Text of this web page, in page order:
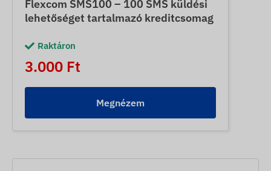
Flexcom SMS100 – 100 SMS küldési
lehetőséget tartalmazó kreditcsomag
Raktáron
3.000 Ft
Megnézem